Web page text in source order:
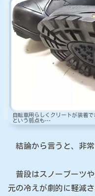
自転車用らしくクリートが装着
という弱点も…
結論から言うと、非常
普段はスノーブーツ
元の冷えが劇的に軽減